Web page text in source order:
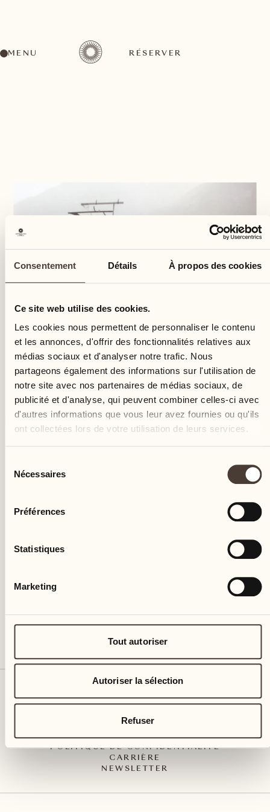
Consentement Détails À propos des cookies
Ce site web utilise des cookies.
Les cookies nous permettent de personnaliser le contenu
et les annonces, d'offrir des fonctionnalités relatives aux
médias sociaux et d'analyser notre trafic. Nous
partageons également des informations sur l'utilisation de
notre site avec nos partenaires de médias sociaux, de
publicité et d'analyse, qui peuvent combiner celles-ci avec
d'autres informations que vous leur avez fournies ou qu'ils
ont collectées lors de votre utilisation de leurs services.
Nécessaires
Préférences
Statistiques
Marketing
Tout autoriser
Autoriser la sélection
Refuser
MENU RÉSERVER
Fondation du domaine agricole Terreni alla Maggi
PRESSE MEDIA
CGV
IMPRESSUM
POLITIQUE DE CONFIDENTIALITÉ
CARRIÈRE
NEWSLETTER